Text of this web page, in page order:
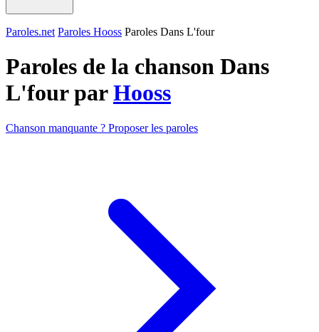
Paroles.net Paroles Hooss Paroles Dans L'four
Paroles de la chanson Dans
L'four parHooss
Chanson manquante ? Proposer les paroles